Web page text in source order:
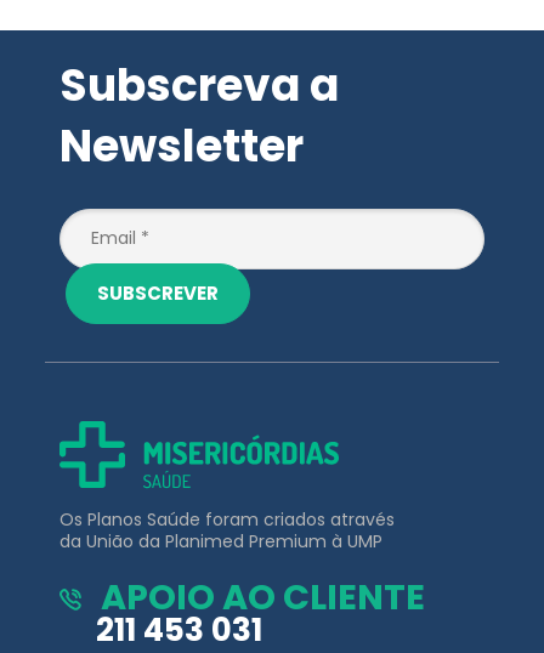
Newsletter
Os Planos Saúde foram criados através
da União da Planimed Premium à UMP
APOIO AO CLIENTE
211 453 031
(Chamada para a rede fixa Nacional)
EMAIL